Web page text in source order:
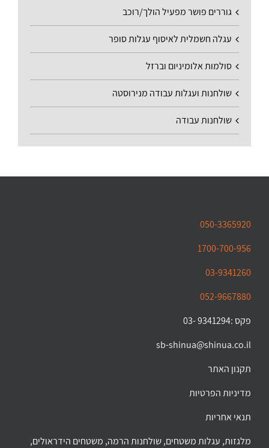
גוררים פושר מפעיל הולך/רוכב
עגלה חשמלית לאיסוף עגלות סופר
סולמות אלומיניום וברזל
שולחנות ועגלות עבודה מנירוסטה
שולחנות עבודה
050-3365920
1700-700-956
03-9341260
052-9667880
פקס :9341294 -03
sb-shinua@shinua.co.il
תקנון האתר
מדיניות הפרטיות
תנאי אחריות
מלגזות, עגלות משטחים, שולחנות הרמה, משטחים הידראולים,